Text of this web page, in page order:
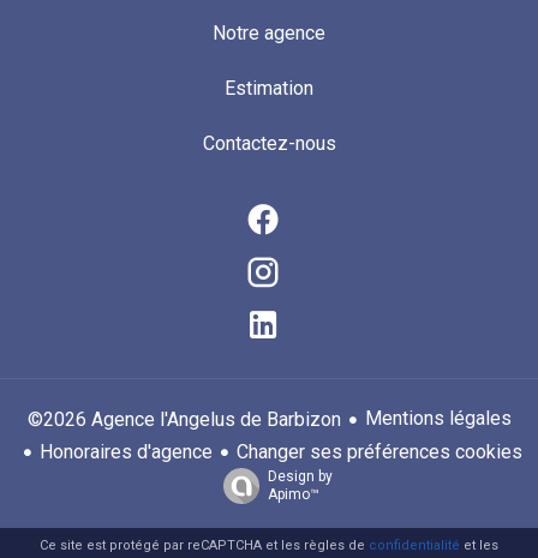
Notre agence
Estimation
Contactez-nous
©2026 Agence l'Angelus de Barbizon
Mentions légales
Honoraires d'agence
Changer ses préférences cookies
Design by
Apimo™
Ce site est protégé par reCAPTCHA et les règles de confidentialité et les